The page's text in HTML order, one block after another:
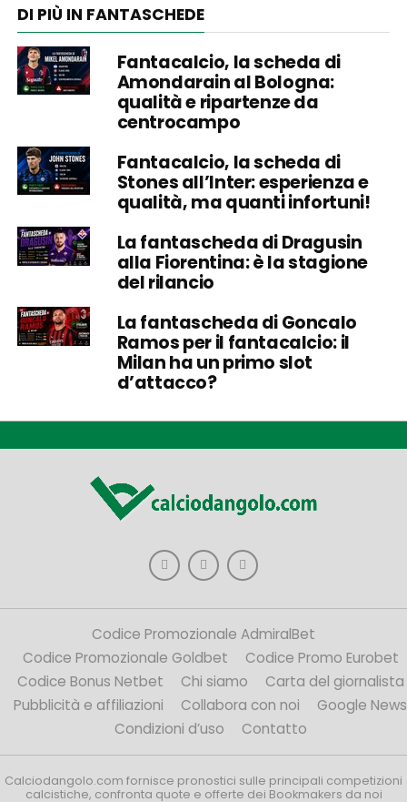
DI PIÙ IN FANTASCHEDE
Fantacalcio, la scheda di
Amondarain al Bologna:
qualità e ripartenze da
centrocampo
Fantacalcio, la scheda di
Stones all’Inter: esperienza e
qualità, ma quanti infortuni!
La fantascheda di Dragusin
alla Fiorentina: è la stagione
del rilancio
La fantascheda di Goncalo
Ramos per il fantacalcio: il
Milan ha un primo slot
d’attacco?
Codice Promozionale AdmiralBet
Codice Promozionale Goldbet
Codice Promo Eurobet
Codice Bonus Netbet
Chi siamo
Carta del giornalista
Pubblicità e affiliazioni
Collabora con noi
Google News
Condizioni d’uso
Contatto
Calciodangolo.com fornisce pronostici sulle principali competizioni
calcistiche, confronta quote e offerte dei Bookmakers da noi